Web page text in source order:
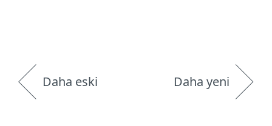
Daha eski Daha yeni